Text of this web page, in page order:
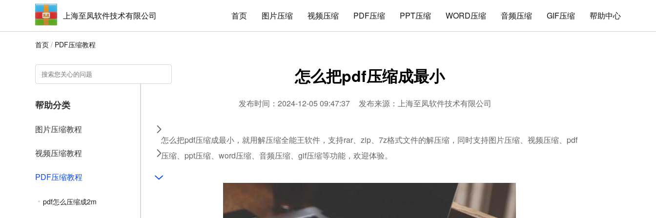
上海至凤软件技术有限公司 首页 图片压缩 视频压缩 PDF压缩 PPT压缩 WORD压缩 音频压缩 GIF压缩 帮助中心
首页 / PDF压缩教程
帮助分类
图片压缩教程
视频压缩教程
PDF压缩教程
pdf怎么压缩成2m
怎么把pdf压缩成最小
发布时间：2024-12-05 09:47:37 发布来源：上海至凤软件技术有限公司
怎么把pdf压缩成最小，就用解压缩全能王软件，支持rar、zip、7z格式文件的解压缩，同时支持图片压缩、视频压缩、pdf
压缩、ppt压缩、word压缩、音频压缩、gif压缩等功能，欢迎体验。